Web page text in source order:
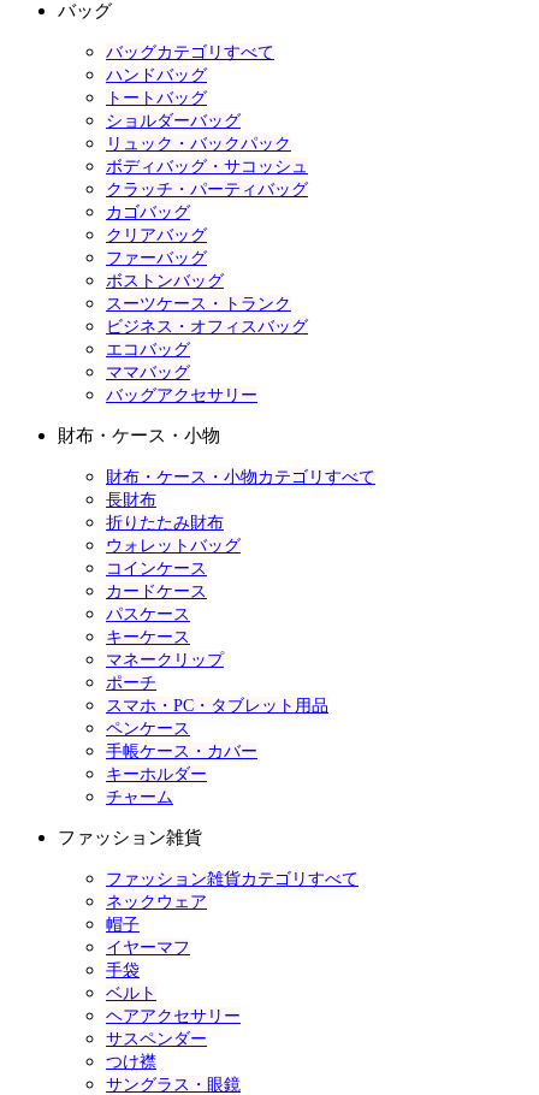
バッグ
バッグカテゴリすべて
ハンドバッグ
トートバッグ
ショルダーバッグ
リュック・バックパック
ボディバッグ・サコッシュ
クラッチ・パーティバッグ
カゴバッグ
クリアバッグ
ファーバッグ
ボストンバッグ
スーツケース・トランク
ビジネス・オフィスバッグ
エコバッグ
ママバッグ
バッグアクセサリー
財布・ケース・小物
財布・ケース・小物カテゴリすべて
長財布
折りたたみ財布
ウォレットバッグ
コインケース
カードケース
パスケース
キーケース
マネークリップ
ポーチ
スマホ・PC・タブレット用品
ペンケース
手帳ケース・カバー
キーホルダー
チャーム
ファッション雑貨
ファッション雑貨カテゴリすべて
ネックウェア
帽子
イヤーマフ
手袋
ベルト
ヘアアクセサリー
サスペンダー
つけ襟
サングラス・眼鏡